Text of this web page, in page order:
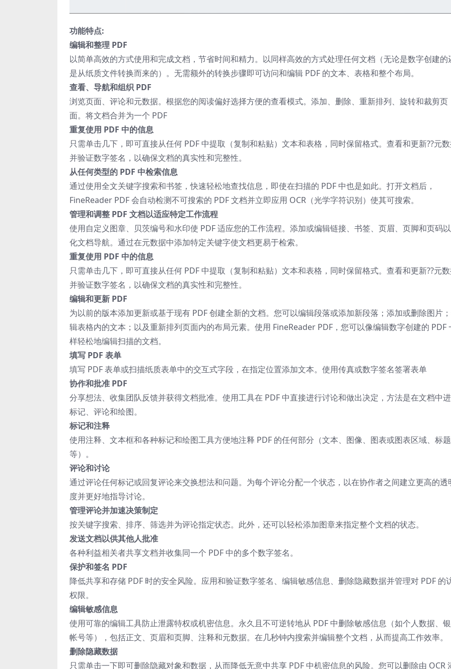
功能特点:
编辑和整理 PDF
以简单高效的方式使用和完成文档，节省时间和精力。以同样高效的方式处理任何文档（无论是数字创建的
是从纸质文件转换而来的）。无需额外的转换步骤即可访问和编辑 PDF 的文本、表格和整个布局。
查看、导航和组织 PDF
浏览页面、评论和元数据。根据您的阅读偏好选择方便的查看模式。添加、删除、重新排列、旋转和裁剪页
面。将文档合并为一个 PDF
重复使用 PDF 中的信息
只需单击几下，即可直接从任何 PDF 中提取（复制和粘贴）文本和表格，同时保留格式。查看和更新??元
并验证数字签名，以确保文档的真实性和完整性。
从任何类型的 PDF 中检索信息
通过使用全文关键字搜索和书签，快速轻松地查找信息，即使在扫描的 PDF 中也是如此。打开文档后，
FineReader PDF 会自动检测不可搜索的 PDF 文档并立即应用 OCR（光学字符识别）使其可搜索。
管理和调整 PDF 文档以适应特定工作流程
使用自定义图章、贝茨编号和水印使 PDF 适应您的工作流程。添加或编辑链接、书签、页眉、页脚和页码
化文档导航。通过在元数据中添加特定关键字使文档更易于检索。
重复使用 PDF 中的信息
只需单击几下，即可直接从任何 PDF 中提取（复制和粘贴）文本和表格，同时保留格式。查看和更新??元
并验证数字签名，以确保文档的真实性和完整性。
编辑和更新 PDF
为以前的版本添加更新或基于现有 PDF 创建全新的文档。您可以编辑段落或添加新段落；添加或删除图片
辑表格内的文本；以及重新排列页面内的布局元素。使用 FineReader PDF，您可以像编辑数字创建的 PDF
样轻松地编辑扫描的文档。
填写 PDF 表单
填写 PDF 表单或扫描纸质表单中的交互式字段，在指定位置添加文本。使用传真或数字签名签署表单
协作和批准 PDF
分享想法、收集团队反馈并获得文档批准。使用工具在 PDF 中直接进行讨论和做出决定，方法是在文档中
标记、评论和绘图。
标记和注释
使用注释、文本框和各种标记和绘图工具方便地注释 PDF 的任何部分（文本、图像、图表或图表区域、标题
等）。
评论和讨论
通过评论任何标记或回复评论来交换想法和问题。为每个评论分配一个状态，以在协作者之间建立更高的透
度并更好地指导讨论。
管理评论并加速决策制定
按关键字搜索、排序、筛选并为评论指定状态。此外，还可以轻松添加图章来指定整个文档的状态。
发送文档以供其他人批准
各种利益相关者共享文档并收集同一个 PDF 中的多个数字签名。
保护和签名 PDF
降低共享和存储 PDF 时的安全风险。应用和验证数字签名、编辑敏感信息、删除隐藏数据并管理对 PDF 的
权限。
编辑敏感信息
使用可靠的编辑工具防止泄露特权或机密信息。永久且不可逆转地从 PDF 中删除敏感信息（如个人数据、
帐号等），包括正文、页眉和页脚、注释和元数据。在几秒钟内搜索并编辑整个文档，从而提高工作效率。
删除隐藏数据
只需单击一下即可删除隐藏对象和数据，从而降低无意中共享 PDF 中机密信息的风险。您可以删除由 OCR